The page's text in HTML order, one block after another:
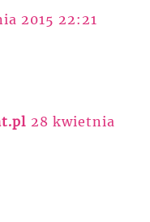
2015 22:21
28 kwietnia